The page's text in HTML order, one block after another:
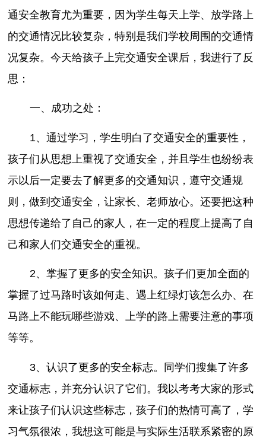
通安全教育尤为重要，因为学生每天上学、放学路上
的交通情况比较复杂，特别是我们学校周围的交通情
况复杂。今天给孩子上完交通安全课后，我进行了反
思：
一、成功之处：
1、通过学习，学生明白了交通安全的重要性，
孩子们从思想上重视了交通安全，并且学生也纷纷表
示以后一定要去了解更多的交通知识，遵守交通规
则，做到交通安全，让家长、老师放心。还要把这种
思想传递给了自己的家人，在一定的程度上提高了自
己和家人们交通安全的重视。
2、掌握了更多的安全知识。孩子们更加全面的
掌握了过马路时该如何走、遇上红绿灯该怎么办、在
马路上不能玩哪些游戏、上学的路上需要注意的事项
等等。
3、认识了更多的安全标志。同学们搜集了许多
交通标志，并充分认识了它们。我以考考大家的形式
来让孩子们认识这些标志，孩子们的热情可高了，学
习气氛很浓，我想这可能是与实际生活联系紧密的原